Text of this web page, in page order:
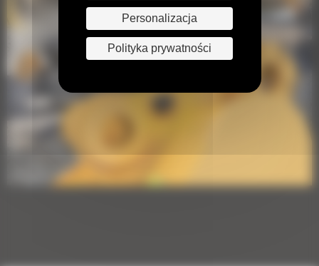
Personalizacja
Polityka prywatności